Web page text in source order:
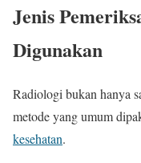
Jenis
Digunakan
Radiologi bukan hanya
metode yang umum
kesehatan.